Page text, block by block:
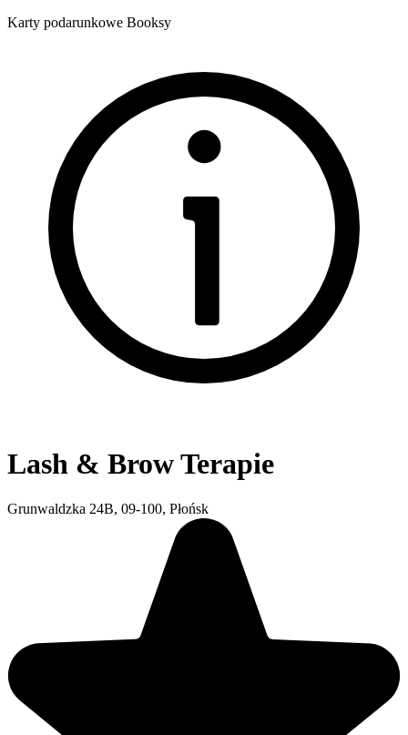
Karty podarunkowe Booksy
Lash & Brow Terapie
Grunwaldzka 24B, 09-100, Płońsk